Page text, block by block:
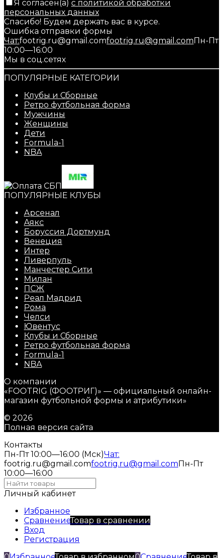
Я согласен(a) с политикой обработки
персональных данных
Спасибо! Будем держать вас в курсе.
Ошибка отправки формы
Чат:footrig.ru@gmail.comfootrig.ru@gmail.comПн-Пт
10:00—16:00
Мы в соц.сетях
ПОПУЛЯРНЫЕ КАТЕГОРИИ
Клубы и Сборные
Ретро футбольная форма
Мужчины
Женщины
Дети
Formula-1
NBA
ПОПУЛЯРНЫЕ КЛУБЫ
Арсенал
Аякс
Боруссия Дортмунд
Венеция
Интер
Ливерпуль
Манчестер Сити
Милан
ПСЖ
Реал Мадрид
Рома
Челси
Ювентус
Клубы и Сборные
Ретро футбольная форма
Formula-1
NBA
О компании
«FOOTRIG (ФООТРИГ)» — официальный онлайн-
магазин футбольной формы и атрибутики»
© 2026
Полная версия сайта
Контакты
Пн-Пт 10:00—16:00 (Мск)Чат:
footrig.ru@gmail.comfootrig.ru@gmail.comПн-Пт
10:00—16:00
Личный кабинет
Избранное
СравнениеТовар в сравнении
Вход
Регистрация